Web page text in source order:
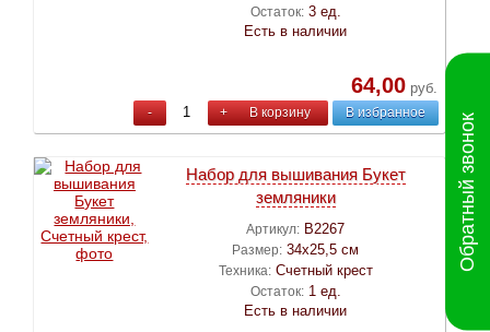
Остаток: 3 ед.
Есть в наличии
64,00руб.
- + В корзину В избранное
Набор для вышивания Букет
земляники
Артикул: B2267
Размер: 34х25,5 см
Техника: Счетный крест
Остаток: 1 ед.
Есть в наличии
Обратный звонок